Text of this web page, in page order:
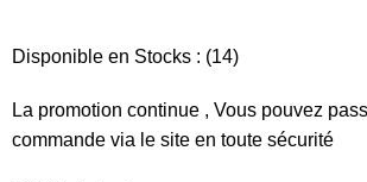
Disponible en Stocks : (14)
La promotion continue , Vous pouvez
commande via le site en toute sécurité